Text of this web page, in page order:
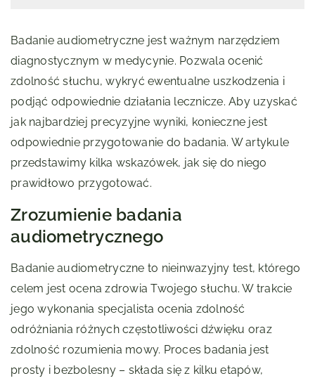
Badanie audiometryczne jest ważnym narzędziem
diagnostycznym w medycynie. Pozwala ocenić
zdolność słuchu, wykryć ewentualne uszkodzenia i
podjąć odpowiednie działania lecznicze. Aby uzyskać
jak najbardziej precyzyjne wyniki, konieczne jest
odpowiednie przygotowanie do badania. W artykule
przedstawimy kilka wskazówek, jak się do niego
prawidłowo przygotować.
Zrozumienie badania
audiometrycznego
Badanie audiometryczne to nieinwazyjny test, którego
celem jest ocena zdrowia Twojego słuchu. W trakcie
jego wykonania specjalista ocenia zdolność
odróżniania różnych częstotliwości dźwięku oraz
zdolność rozumienia mowy. Proces badania jest
prosty i bezbolesny – składa się z kilku etapów,